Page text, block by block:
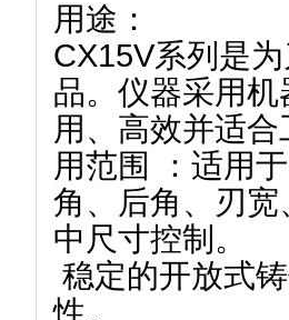
用途：
CX15V系列是
品。仪器采用
用、高效并适
用范围 ：适用
角、后角、刃
中尺寸控制。
稳定的开放式
性。